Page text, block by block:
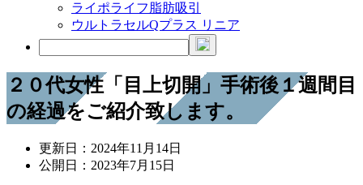
ライポライフ脂肪吸引
ウルトラセルQプラス リニア
２０代女性「目上切開」手術後１週間目
の経過をご紹介致します。
更新日： 2024年11月14日
公開日： 2023年7月15日